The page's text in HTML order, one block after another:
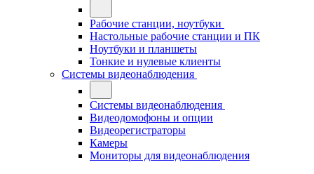
Рабочие станции, ноутбуки
Настольные рабочие станции и ПК
Ноутбуки и планшеты
Тонкие и нулевые клиенты
Системы видеонаблюдения
Системы видеонаблюдения
Видеодомофоны и опции
Видеорегистраторы
Камеры
Мониторы для видеонаблюдения